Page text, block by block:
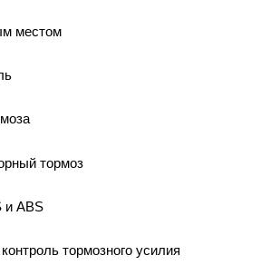
местом
тормоз
и ABS
тормозного усилия